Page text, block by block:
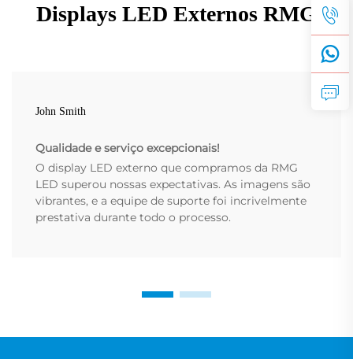
Displays LED Externos RMG
John Smith
Qualidade e serviço excepcionais!
O display LED externo que compramos da RMG
LED superou nossas expectativas. As imagens são
vibrantes, e a equipe de suporte foi incrivelmente
prestativa durante todo o processo.